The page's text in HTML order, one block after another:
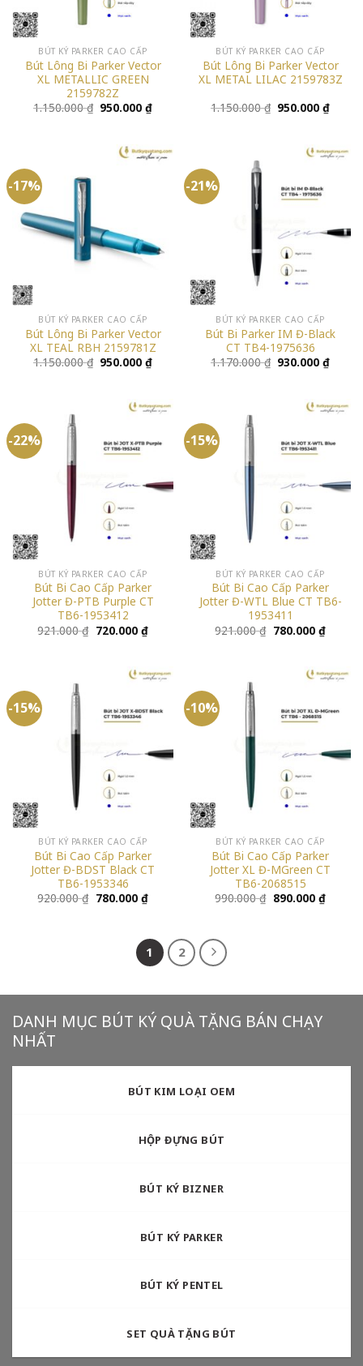
BÚT KÝ PARKER CAO CẤP
Bút Lông Bi Parker Vector
XL METALLIC GREEN
2159782Z
1.150.000₫ Giá
950.000₫Giá
950.000 ₫.
BÚT KÝ PARKER CAO CẤP
Bút Lông Bi Parker Vector
XL METAL LILAC 2159783Z
1.150.000₫ Giá
950.000₫Giá
-17%
BÚT KÝ PARKER CAO CẤP
Bút Lông Bi Parker Vector
XL TEAL RBH 2159781Z
1.150.000₫ Giá
gốc
950.000₫Giá
950.000 ₫.
-21%
BÚT KÝ PARKER CAO CẤP
Bút Bi Parker IM Đ-Black
CT TB4-1975636
1.170.000₫ Giá
gốc
930.000₫Giá
-22%
BÚT KÝ PARKER CAO CẤP
Bút Bi Cao Cấp Parker
Jotter Đ-PTB Purple CT
TB6-1953412
921.000₫ Giá
gốc
720.000 ₫Giá
hiện
720.000 ₫.
-15%
BÚT KÝ PARKER CAO CẤP
Bút Bi Cao Cấp Parker
Jotter Đ-WTL Blue CT TB6-
1953411
921.000₫ Giá
gốc
780.000 ₫Giá
hiện
-15%
BÚT KÝ PARKER CAO CẤP
Bút Bi Cao Cấp Parker
Jotter Đ-BDST Black CT
TB6-1953346
920.000₫ Giá
780.000 ₫Giá
hiện
780.000 ₫.
-10%
BÚT KÝ PARKER CAO CẤP
Bút Bi Cao Cấp Parker
Jotter XL Đ-MGreen CT
TB6-2068515
990.000₫ Giá
890.000 ₫Giá
hiện
1 2
DANH MỤC BÚT KÝ QUÀ TẶNG BÁN CHẠY
NHẤT
BÚT KIM LOẠI OEM
HỘP ĐỰNG BÚT
BÚT KÝ BIZNER
BÚT KÝ PARKER
BÚT KÝ PENTEL
SET QUÀ TẶNG BÚT